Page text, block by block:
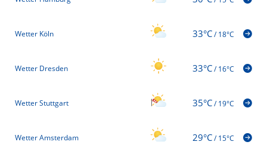
Wetter Köln 33°C/18°C
Wetter Dresden 33°C/16°C
Wetter Stuttgart 35°C/19°C
Wetter Amsterdam 29°C/15°C